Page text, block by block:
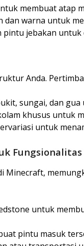
membuat atap
warna untuk
pintu jebakan untuk
Anda.
sungai, dan
khusus untuk
untuk
Fungsionalitas
Minecraft,
untuk
pintu masuk